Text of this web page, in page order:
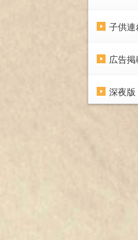
子供連
広告
深夜版